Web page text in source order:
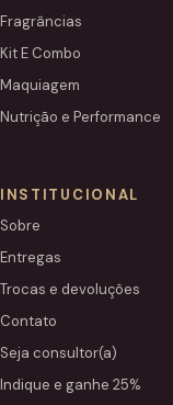
Fragrâncias
Kit E Combo
Maquiagem
Nutrição e Performance
INSTITUCIONAL
Sobre
Entregas
Trocas e devoluções
Contato
Seja consultor(a)
Indique e ganhe 25%